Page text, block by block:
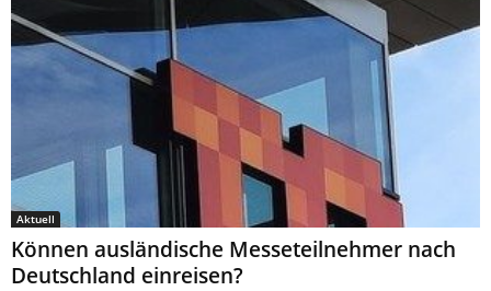
Aktuell
Können ausländische Messeteilnehmer nach
Deutschland einreisen?